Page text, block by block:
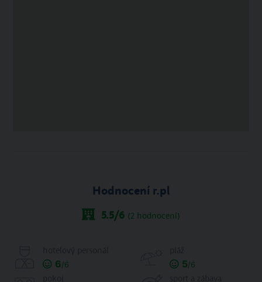
Hodnocení r.pl
5.5/6 (2 hodnocení)
6/6 5/6